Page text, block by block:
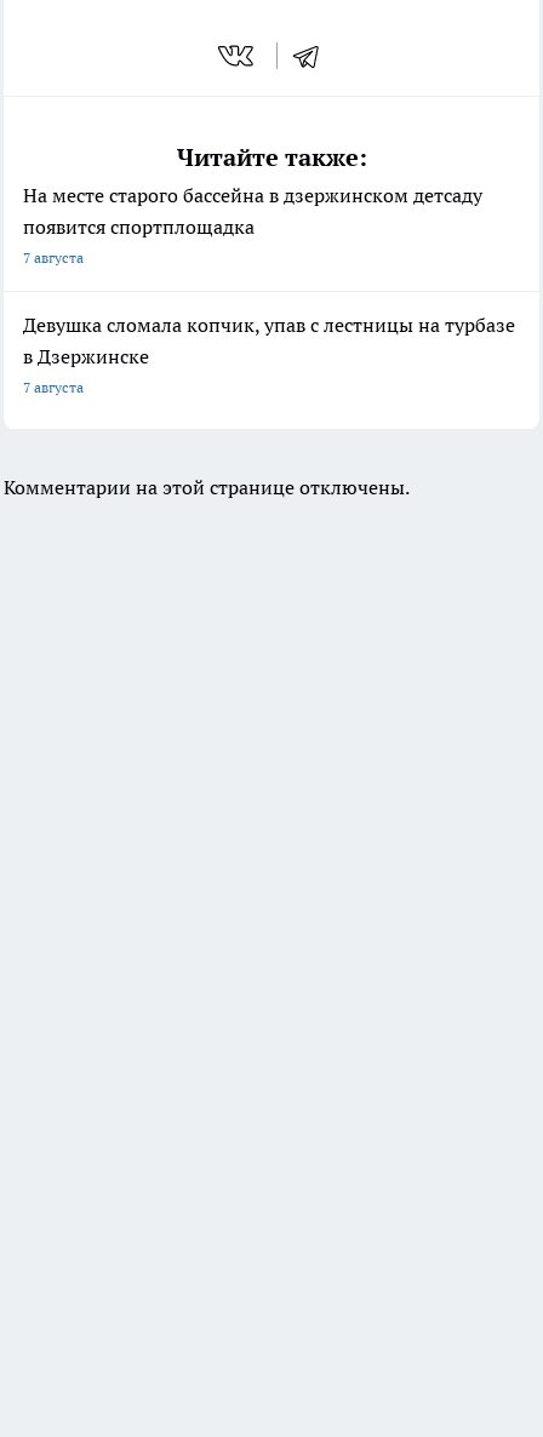
Читайте также:
На месте старого бассейна в дзержинском детсаду
появится спортплощадка
7 августа
Девушка сломала копчик, упав с лестницы на турбазе
в Дзержинске
7 августа
Комментарии на этой странице отключены.